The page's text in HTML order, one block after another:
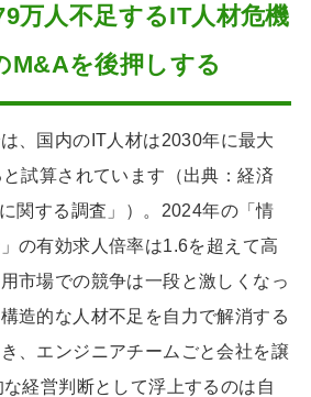
万人不足するIT人材危機
M&Aを後押しする
、国内のIT人材は2030年に最大
試算されています（出典：経済
関する調査」）。2024年の「情
の有効求人倍率は1.6を超えて高
市場での競争は一段と激しくなっ
造的な人材不足を自力で解消する
、エンジニアチームごと会社を譲
経営判断として浮上するのは自